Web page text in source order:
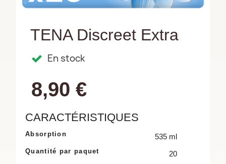
TENA Discreet Extra
En stock
8,90 €
CARACTÉRISTIQUES
Absorption 535 ml
Quantité par paquet 20